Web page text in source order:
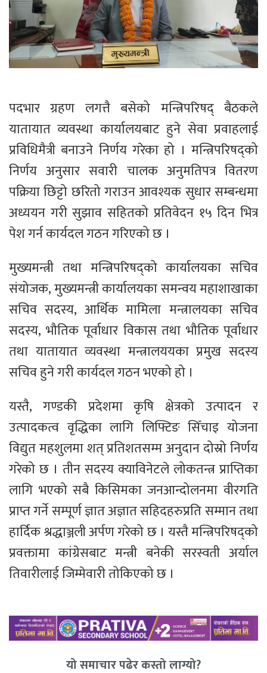
पदभार ग्रहण लगत्तै बसेको मन्त्रिपरिषद् बैठकले
यातायात व्यवस्था कार्यालयबाट हुने सेवा प्रवाहलाई
प्रविधिमैत्री बनाउने निर्णय गरेका हो । मन्त्रिपरिषद्को
निर्णय अनुसार सवारी चालक अनुमतिपत्र वितरण
पक्रिया छिट्टो छरितो गराउन आवश्यक सुधार सम्बन्धमा
अध्ययन गरी सुझाव सहितको प्रतिवेदन १५ दिन भित्र
पेश गर्न कार्यदल गठन गरिएको छ ।
मुख्यमन्त्री तथा मन्त्रिपरिषद्को कार्यालयका सचिव
संयोजक, मुख्यमन्त्री कार्यालयका समन्वय महाशाखाका
सचिव सदस्य, आर्थिक मामिला मन्त्रालयका सचिव
सदस्य, भौतिक पूर्वाधार विकास तथा भौतिक पूर्वाधार
तथा यातायात व्यवस्था मन्त्रालययका प्रमुख सदस्य
सचिव हुने गरी कार्यदल गठन भएको हो ।
यस्तै, गण्डकी प्रदेशमा कृषि क्षेत्रको उत्पादन र
उत्पादकत्व वृद्धिका लागि लिफ्टिङ सिँचाइ योजना
विद्युत महशुलमा शत् प्रतिशतसम्म अनुदान दोस्रो निर्णय
गरेको छ । तीन सदस्य क्याविनेटले लोकतन्त्र प्राप्तिका
लागि भएको सबै किसिमका जनआन्दोलनमा वीरगति
प्राप्त गर्ने सम्पूर्ण ज्ञात अज्ञात सहिदहरुप्रति सम्मान तथा
हार्दिक श्रद्धाञ्जली अर्पण गरेको छ । यस्तै मन्त्रिपरिषद्को
प्रवक्तामा कांग्रेसबाट मन्त्री बनेकी सरस्वती अर्याल
तिवारीलाई जिम्मेवारी तोकिएको छ ।
यो समाचार पढेर कस्तो लाग्यो?